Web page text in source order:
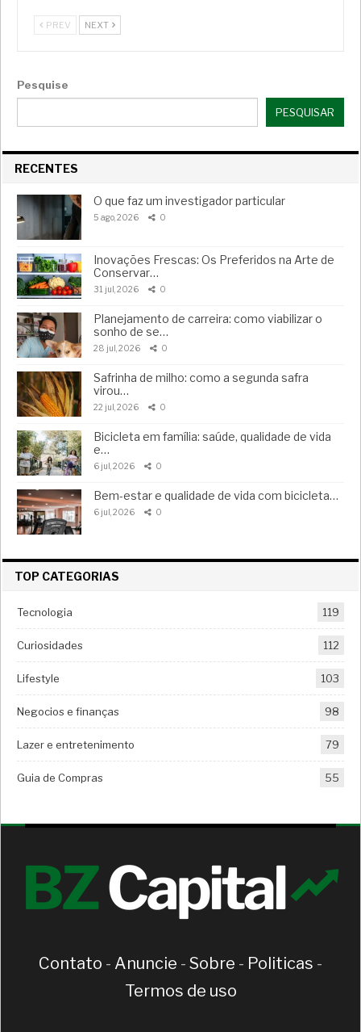
PREV NEXT
Pesquise
PESQUISAR
RECENTES
O que faz um investigador particular
5 ago, 2026 0
Inovações Frescas: Os Preferidos na Arte de
Conservar…
31 jul, 2026 0
Planejamento de carreira: como viabilizar o
sonho de se…
28 jul, 2026 0
Safrinha de milho: como a segunda safra
virou…
22 jul, 2026 0
Bicicleta em família: saúde, qualidade de vida
e…
6 jul, 2026 0
Bem-estar e qualidade de vida com bicicleta…
6 jul, 2026 0
TOP CATEGORIAS
Tecnologia 119
Curiosidades 112
Lifestyle 103
Negocios e finanças 98
Lazer e entretenimento 79
Guia de Compras 55
Contato - Anuncie - Sobre - Politicas -
Termos de uso